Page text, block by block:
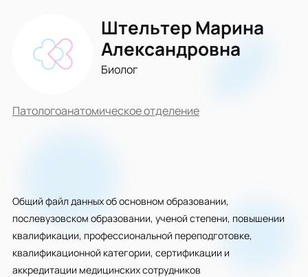
Штельтер Марина
Александровна
Биолог
Патологоанатомическое отделение
Общий файл данных об основном образовании,
послевузовском образовании, ученой степени, повышении
квалификации, профессиональной переподготовке,
квалификационной категории, сертификации и
аккредитации медицинских сотрудников